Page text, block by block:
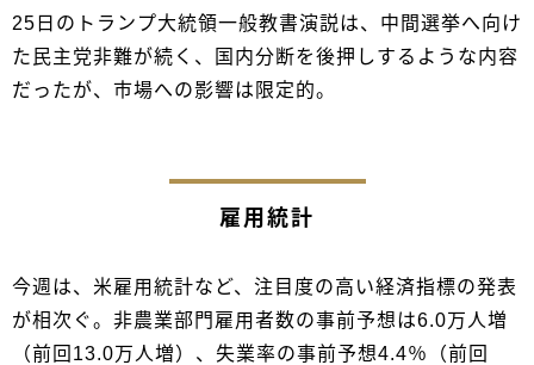
25日のトランプ大統領一般教書演説は、中間選挙へ向け
た民主党非難が続く、国内分断を後押しするような内容
だったが、市場への影響は限定的。
雇用統計
今週は、米雇用統計など、注目度の高い経済指標の発表
が相次ぐ。非農業部門雇用者数の事前予想は6.0万人増
（前回13.0万人増）、失業率の事前予想4.4％（前回